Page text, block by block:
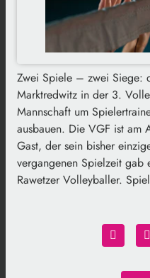
Zwei Spiele – zwei Siege:
Marktredwitz in der 3.
Mannschaft um
ausbauen. Die VGF ist am
Gast, der sein bisher
vergangenen Spielzeit
Rawetzer Volleyballer.